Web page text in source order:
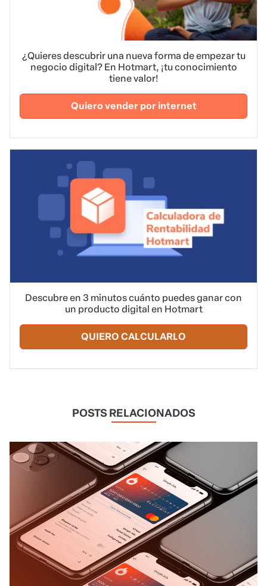
¿Quieres descubrir una nueva forma de empezar tu
negocio digital? En Hotmart, ¡tu conocimiento
tiene valor!
Quiero vender por internet
Descubre en 3 minutos cuánto puedes ganar con
un producto digital en Hotmart
QUIERO CALCULARLO
POSTS RELACIONADOS